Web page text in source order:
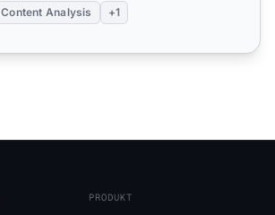
Content Analysis +1
PRODUKT